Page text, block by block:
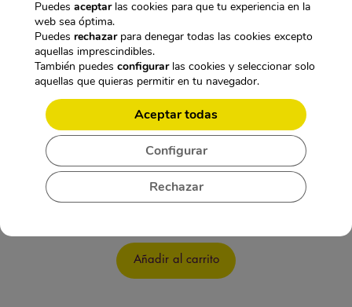
DETECTOR DE LAPAS GPS GSM 3G 4G WIFI
PROFESIONAL
Añadir al carrito
Puedes aceptarlas cookies para que tu experiencia en la
web sea óptima.
Puedes rechazarpara denegar todas las cookies excepto
aquellas imprescindibles.
También puedes configurarlas cookies y seleccionar solo
aquellas que quieras permitir en tu navegador.
Aceptar todas
Rechazar
Configurar